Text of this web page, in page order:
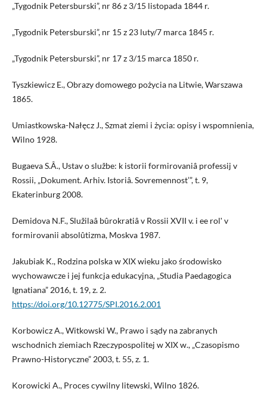
„Tygodnik Petersburski”, nr 86 z 3/15 listopada 1844 r.
„Tygodnik Petersburski”, nr 15 z 23 luty/7 marca 1845 r.
„Tygodnik Petersburski”, nr 17 z 3/15 marca 1850 r.
Tyszkiewicz E., Obrazy domowego pożycia na Litwie, Warszawa
1865.
Umiastkowska-Nałęcz J., Szmat ziemi i życia: opisy i wspomnienia,
Wilno 1928.
Bugaeva S.Â., Ustav o službe: k istorii formirovaniâ professij v
Rossii, „Dokument. Arhiv. Istoriâ. Sovremennost’”, t. 9,
Ekaterinburg 2008.
Demidova N.F., Služilaâ bûrokratiâ v Rossii XVII v. i ee rolʹ v
formirovanii absolûtizma, Moskva 1987.
Jakubiak K., Rodzina polska w XIX wieku jako środowisko
wychowawcze i jej funkcja edukacyjna, „Studia Paedagogica
Ignatiana” 2016, t. 19, z. 2.
https://doi.org/10.12775/SPI.2016.2.001
Korbowicz A., Witkowski W., Prawo i sądy na zabranych
wschodnich ziemiach Rzeczypospolitej w XIX w., „Czasopismo
Prawno-Historyczne” 2003, t. 55, z. 1.
Korowicki A., Proces cywilny litewski, Wilno 1826.